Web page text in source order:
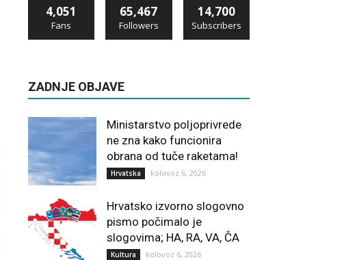
4,051
Fans
65,467
Followers
14,700
Subscribers
ZADNJE OBJAVE
Ministarstvo poljoprivrede
ne zna kako funcionira
obrana od tuče raketama!
Hrvatska kolovoz 6, 2026
Hrvatsko izvorno slogovno
pismo počimalo je
slogovima; HA, RA, VA, ČA
Kultura kolovoz 6, 2026